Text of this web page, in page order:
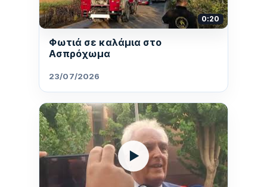
0:20
Φωτιά σε καλάμια στο
Ασπρόχωμα
23/07/2026
▶